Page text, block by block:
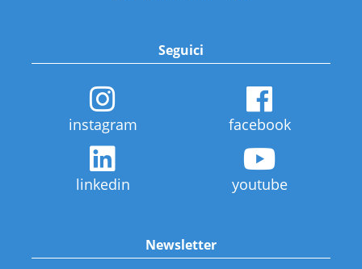
Seguici
instagram facebook
linkedin youtube
Newsletter